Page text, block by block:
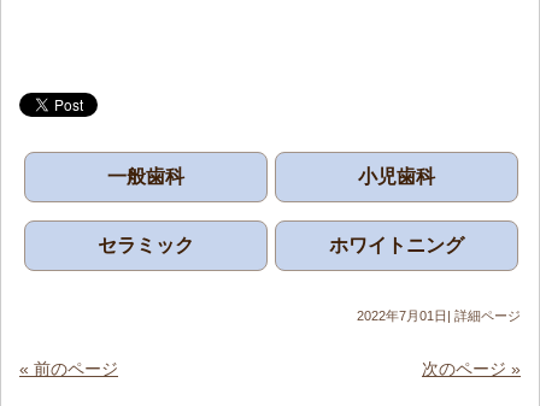
一般歯科 小児歯科
セラミック ホワイトニング
2022年7月01日| 詳細ページ
« 前のページ 次のページ »